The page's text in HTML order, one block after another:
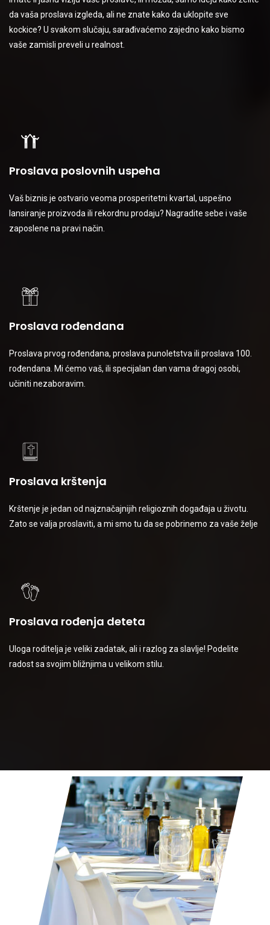
da vaša proslava izgleda, ali ne znate kako da uklopite sve
kockice? U svakom slučaju, sarađivaćemo zajedno kako bismo
vaše zamisli preveli u realnost.
Proslava rođenja deteta
Proslava poslovnih uspeha
Vaš biznis je ostvario veoma prosperitetni kvartal, uspešno
lansiranje proizvoda ili rekordnu prodaju? Nagradite sebe i vaše
zaposlene na pravi način.
Proslava rođendana
Proslava prvog rođendana, proslava punoletstva ili proslava 100.
rođendana. Mi ćemo vaš, ili specijalan dan vama dragoj osobi,
učiniti nezaboravim.
Proslava krštenja
Krštenje je jedan od najznačajnijih religioznih događaja u životu.
Zato se valja proslaviti, a mi smo tu da se pobrinemo za vaše želje
Proslava rođenja deteta
Uloga roditelja je veliki zadatak, ali i razlog za slavlje! Podelite
radost sa svojim bližnjima u velikom stilu.
Vaš biznis je ostvario veoma prosperitetni kvartal, uspešno
lansiranje proizvoda ili rekordnu prodaju? Nagradite sebe i vaše
zaposlene na pravi način.
Proslava rođendana